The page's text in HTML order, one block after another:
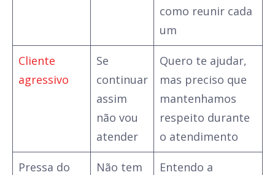
como reunir cada
um
Cliente
agressivo
Se
continuar
assim
não vou
atender
Quero te ajudar,
mas preciso que
mantenhamos
respeito durante
o atendimento
Pressa do
Não tem
Entendo a